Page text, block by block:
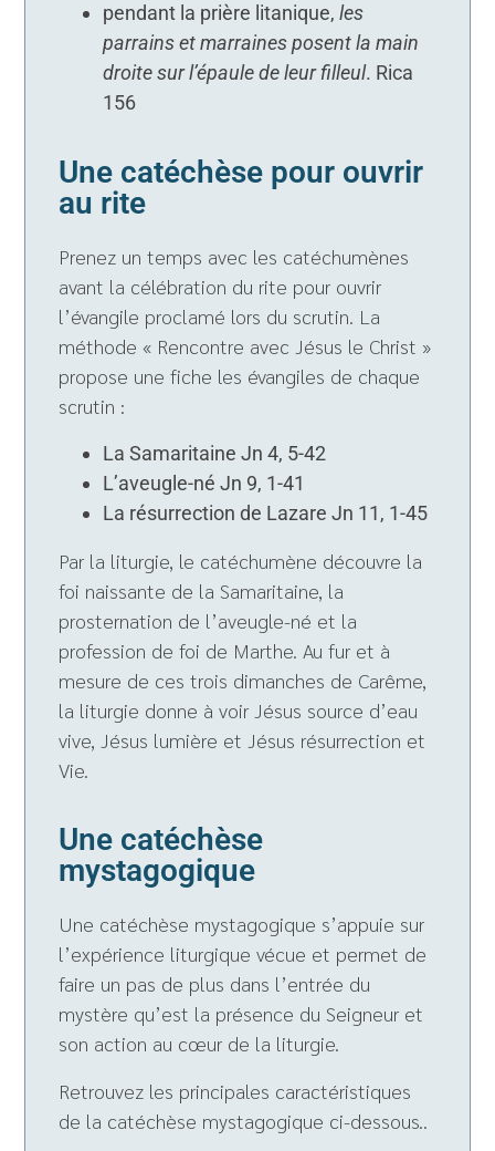
pendant la prière litanique,les
parrains et marraines posent la main
droite sur l’épaule de leur filleul. Rica
156
Une catéchèse pour ouvrir
au rite
Prenez un temps avec les catéchumènes
avant la célébration du rite pour ouvrir
l’évangile proclamé lors du scrutin. La
méthode « Rencontre avec Jésus le Christ »
propose une fiche les évangiles de chaque
scrutin :
La Samaritaine Jn 4, 5-42
L’aveugle-né Jn 9, 1-41
La résurrection de Lazare Jn 11, 1-45
Par la liturgie, le catéchumène découvre la
foi naissante de la Samaritaine, la
prosternation de l’aveugle-né et la
profession de foi de Marthe. Au fur et à
mesure de ces trois dimanches de Carême,
la liturgie donne à voir Jésus source d’eau
vive, Jésus lumière et Jésus résurrection et
Vie.
Une catéchèse
mystagogique
Une catéchèse mystagogique s’appuie sur
l’expérience liturgique vécue et permet de
faire un pas de plus dans l’entrée du
mystère qu’est la présence du Seigneur et
son action au cœur de la liturgie.
Retrouvez les principales caractéristiques
de la catéchèse mystagogique ci-dessous..